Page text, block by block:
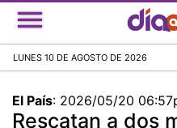
LUNES 10 DE AGOSTO DE 2026
El País: 2026/05/20
Rescatan a dos